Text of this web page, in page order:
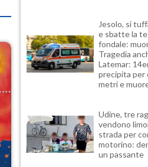
Jesolo, si
e sbatte la
fondale:
Tragedia
Latemar:
precipita per
metri e
Udine, tre
vendono
strada per
motorino:
un passante